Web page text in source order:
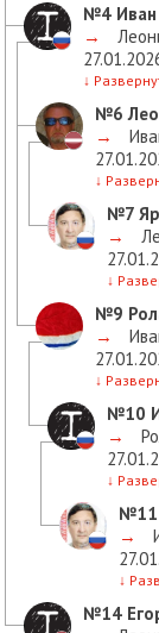
№4
→
↓
№6
→
↓
№7
→
↓
№9
→
↓
№10
→
↓
№11
→
↓
№14